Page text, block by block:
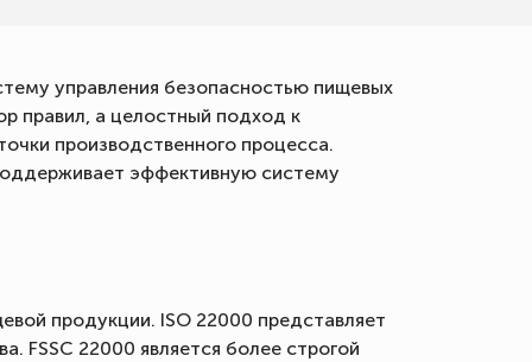
управления безопасностью пищевых
правил, а целостный подход к
производственного процесса.
эффективную систему
продукции. ISO 22000 представляет
22000 является более строгой